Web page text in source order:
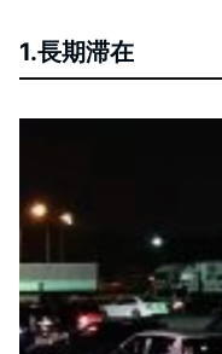
1.長期滞在